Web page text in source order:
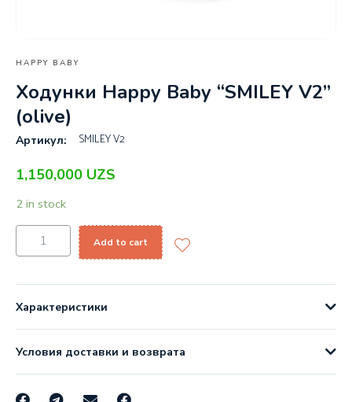
HAPPY BABY
Ходунки Happy Baby “SMILEY V2”
(olive)
Артикул: SMILEY V2
1,150,000 UZS
2 in stock
Add to cart
Характеристики
Условия доставки и возврата